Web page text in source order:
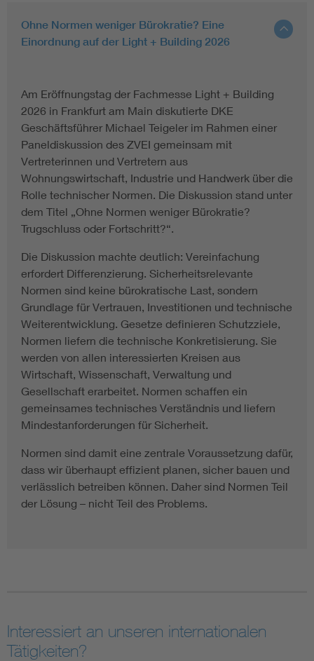
Ohne Normen weniger Bürokratie? Eine
Einordnung auf der Light + Building 2026
Am Eröffnungstag der Fachmesse Light + Building
2026 in Frankfurt am Main diskutierte DKE
Geschäftsführer Michael Teigeler im Rahmen einer
Paneldiskussion des ZVEI gemeinsam mit
Vertreterinnen und Vertretern aus
Wohnungswirtschaft, Industrie und Handwerk über die
Rolle technischer Normen. Die Diskussion stand unter
dem Titel „Ohne Normen weniger Bürokratie?
Trugschluss oder Fortschritt?“.
Die Diskussion machte deutlich: Vereinfachung
erfordert Differenzierung. Sicherheitsrelevante
Normen sind keine bürokratische Last, sondern
Grundlage für Vertrauen, Investitionen und technische
Weiterentwicklung. Gesetze definieren Schutzziele,
Normen liefern die technische Konkretisierung. Sie
werden von allen interessierten Kreisen aus
Wirtschaft, Wissenschaft, Verwaltung und
Gesellschaft erarbeitet. Normen schaffen ein
gemeinsames technisches Verständnis und liefern
Mindestanforderungen für Sicherheit.
Normen sind damit eine zentrale Voraussetzung dafür,
dass wir überhaupt effizient planen, sicher bauen und
verlässlich betreiben können. Daher sind Normen Teil
der Lösung – nicht Teil des Problems.
Interessiert an unseren internationalen
Tätigkeiten?